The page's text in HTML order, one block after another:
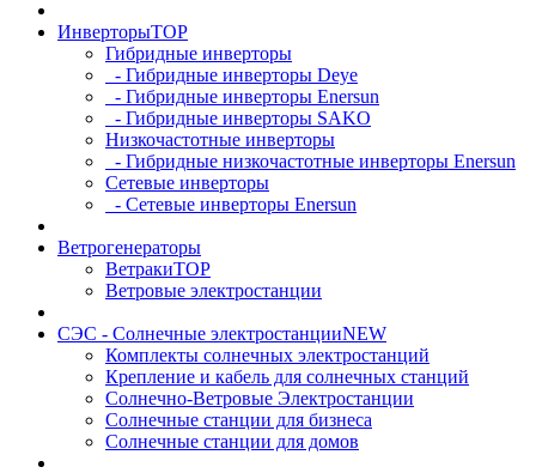
ИнверторыTOP
Гибридные инверторы
- Гибридные инверторы Deye
- Гибридные инверторы Enersun
- Гибридные инверторы SAKO
Низкочастотные инверторы
- Гибридные низкочастотные инверторы Enersun
Сетевые инверторы
- Сетевые инверторы Enersun
Ветрогенераторы
ВетракиTOP
Ветровые электростанции
СЭС - Солнечные электростанцииNEW
Комплекты солнечных электростанций
Крепление и кабель для солнечных станций
Солнечно-Ветровые Электростанции
Солнечные станции для бизнеса
Солнечные станции для домов